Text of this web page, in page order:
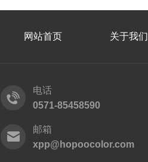
网站首页 关于我们
电话
0571-85458590
邮箱
xpp@hopoocolor.com